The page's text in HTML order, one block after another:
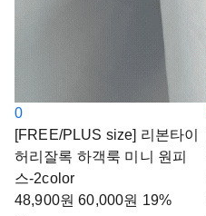
0
[FREE/PLUS size] 리본타이
허리잘록 하객룩 미니 원피
스-2color
48,900원 60,000원 19%